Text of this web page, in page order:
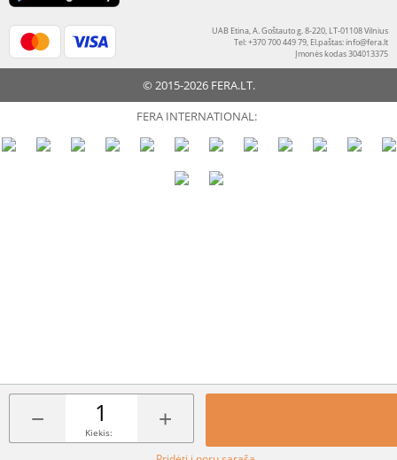
− +
Kiekis:
UAB Etina, A. Goštauto g. 8-220, LT-01108 Vilnius
Tel: +370 700 449 79, El.paštas:info@fera.lt
Įmonės kodas 304013375
© 2015-2026 FERA.LT.
FERA INTERNATIONAL: